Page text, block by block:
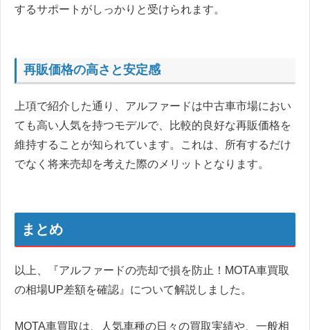
するサポートがしっかりと受けられます。
再販価格の高さと安定感
上項で紹介した通り、アルファードは中古車市場におい
ても高い人気を持つモデルで、比較的良好な再販価格を
維持することが知られています。これは、所有するだけ
でなく将来売却を考えた際のメリットとなります。
まとめ
以上、『アルファードの売却で損を防止！MOTA車買取
の相場UP差額を確認』について解説しました。
MOTA車買取は、人気車種の日々の買取実績や、一般相